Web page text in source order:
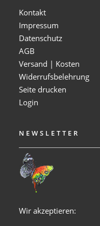
Kontakt
Impressum
Datenschutz
AGB
Versand | Kosten
Widerrufsbelehrung
Seite drucken
Login
NEWSLETTER
Wir akzeptieren: